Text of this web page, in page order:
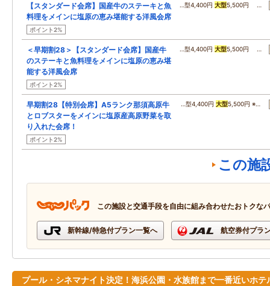
【スタンダード会席】国産牛のステーキと魚
料理をメインに塩原の恵み堪能する洋風会席
ポイント2%
…型4,400円 大型5,500円 …
＜早期割28＞【スタンダード会席】国産牛
のステーキと魚料理をメインに塩原の恵み堪
能する洋風会席
ポイント2%
…型4,400円 大型5,500円 …
早期割28【特別会席】A5ランク那須高原牛
とロブスターをメインに塩原産高原野菜を取
り入れた会席！
ポイント2%
…型4,400円 大型5,500円 ※…
この施
この施設と交通手段を自由に組み合わせたおトクな
新幹線/特急付プラン一覧へ 航空券付プラ
プール・シネマナイト決定！海浜公園・水族館まで一番近いホテ